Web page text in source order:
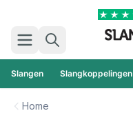
Zoek
Slangen Slangkoppelingen
Home